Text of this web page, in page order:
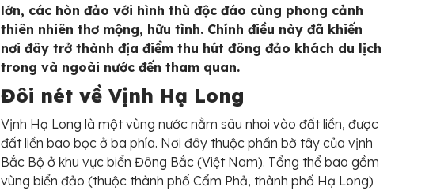
lớn, các hòn đảo với hình thù độc đáo cùng phong cảnh
thiên nhiên thơ mộng, hữu tình. Chính điều này đã khiến
nơi đây trở thành địa điểm thu hút đông đảo khách du lịch
trong và ngoài nước đến tham quan.
Đôi nét về Vịnh Hạ Long
Vịnh Hạ Long là một vùng nước nằm sâu nhoi vào đất liền, được
đất liền bao bọc ở ba phía. Nơi đây thuộc phần bờ tây của vịnh
Bắc Bộ ở khu vực biển Đông Bắc (Việt Nam). Tổng thể bao gồm
vùng biển đảo (thuộc thành phố Cẩm Phả, thành phố Hạ Long)